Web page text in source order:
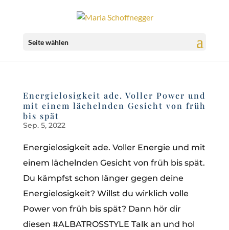
Seite wählen
Energielosigkeit ade. Voller Power und
mit einem lächelnden Gesicht von früh
bis spät
Sep. 5, 2022
Energielosigkeit ade. Voller Energie und mit
einem lächelnden Gesicht von früh bis spät.
Du kämpfst schon länger gegen deine
Energielosigkeit? Willst du wirklich volle
Power von früh bis spät? Dann hör dir
diesen #ALBATROSSTYLE Talk an und hol